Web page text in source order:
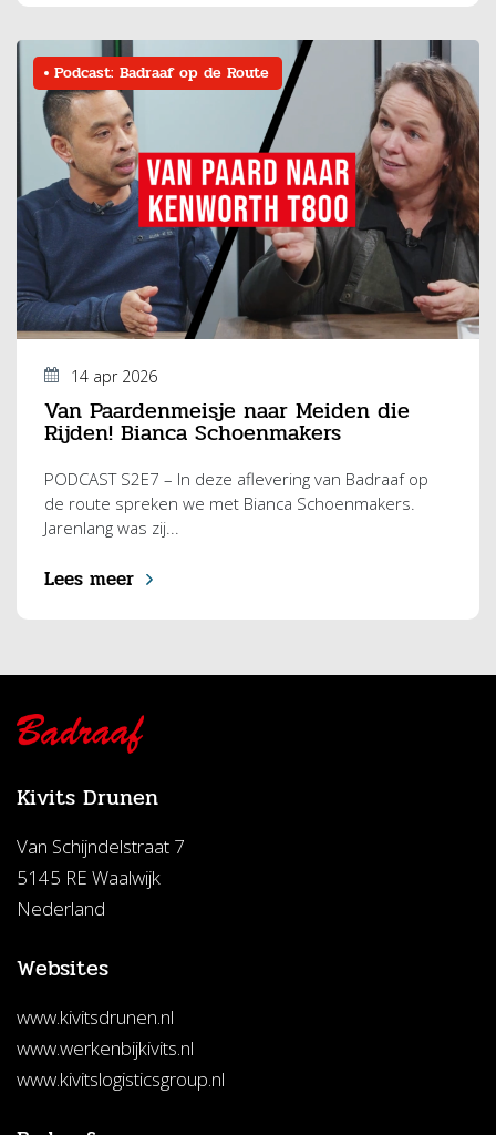
Podcast: Badraaf op de Route
14 apr 2026
Van Paardenmeisje naar Meiden die
Rijden! Bianca Schoenmakers
PODCAST S2E7 – In deze aflevering van Badraaf op
de route spreken we met Bianca Schoenmakers.
Jarenlang was zij...
Lees meer
Kivits Drunen
Van Schijndelstraat 7
5145 RE Waalwijk
Nederland
Websites
www.kivitsdrunen.nl
www.werkenbijkivits.nl
www.kivitslogisticsgroup.nl